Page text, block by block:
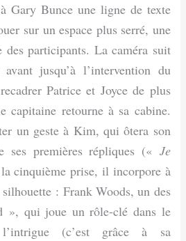
Gary Bunce une ligne de texte
sur un espace plus serré, une
des participants. La caméra suit
jusqu’à l’intervention du
Patrice et Joyce de plus
capitaine retourne à sa cabine.
un geste à Kim, qui ôtera son
ses premières répliques (« Je
cinquième prise, il incorpore à
: Frank Woods, un des
», qui joue un rôle-clé dans le
l’intrigue (c’est grâce à sa